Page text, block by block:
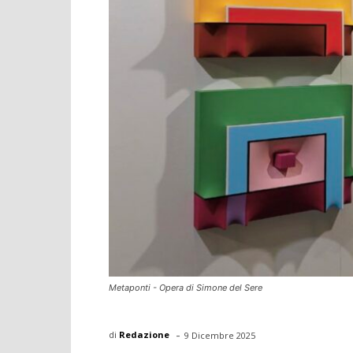
Metaponti - Opera di Simone del Sere
di Redazione - 9 Dicembre 2025